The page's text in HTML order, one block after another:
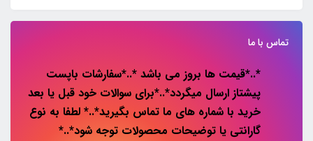
تماس با ما
*..*قیمت ها بروز می باشد *..*سفارشات باپست
پیشتاز ارسال میگردد*..*برای سوالات خود قبل یا بعد
خرید با شماره های ما تماس بگیرید*..* لطفا به نوع
گارانتی یا توضیحات محصولات توجه شود*..*